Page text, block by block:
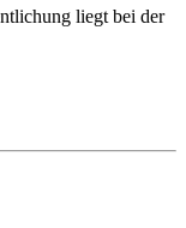
liegt bei der